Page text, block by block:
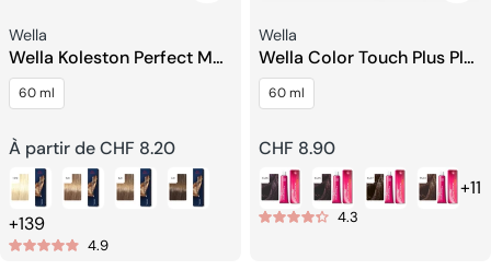
Fournisseur:
Wella
Wella Koleston Perfect Me+
Crème de Couleur
Permanente pour Cheveux
60 ml
Prix
habituel
À partir de CHF 8.20
+139
4.9
Fournisseur:
Wella
Wella Color Touch Plus Plus
Coloration Semi-
permanente
60 ml
Prix
habituel
CHF 8.90
+11
4.3